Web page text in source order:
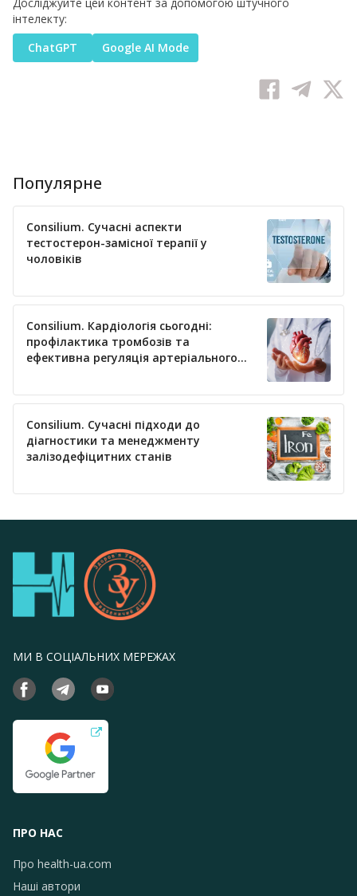
інтелекту:
ChatGPT
Google AI Mode
Популярне
Consilium. Сучасні аспекти
тестостерон-замісної терапії у
чоловіків
Consilium. Кардіологія сьогодні:
профілактика тромбозів та
ефективна регуляція артеріального
Consilium. Сучасні підходи до
діагностики та менеджменту
залізодефіцитних станів
МИ В СОЦІАЛЬНИХ МЕРЕЖАХ
ПРО НАС
Про health-ua.com
Наші автори